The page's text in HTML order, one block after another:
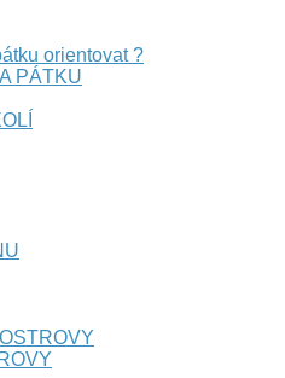
orientovat ?
PÁTKU